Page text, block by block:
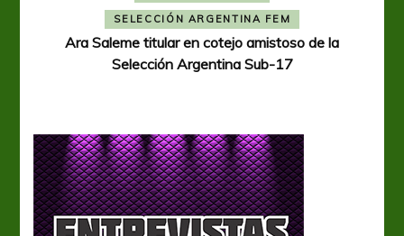
SELECCIÓN ARGENTINA FEM
Ara Saleme titular en cotejo amistoso de la
Selección Argentina Sub-17